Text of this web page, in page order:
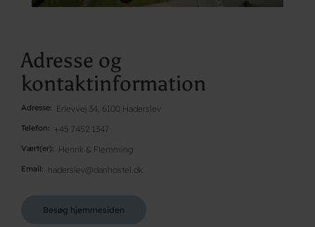
Adresse og
kontaktinformation
Adresse Erlevvej 34, 6100 Haderslev
Telefon +45 7452 1347
Vært(er) Henrik & Flemming
Email haderslev@danhostel.dk
Besøg hjemmesiden